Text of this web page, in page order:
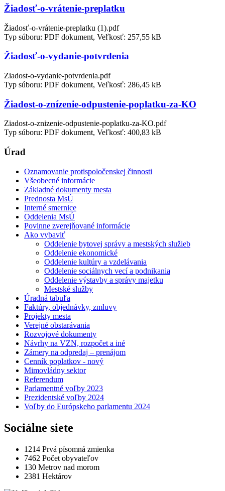
Žiadosť-o-vrátenie-preplatku
Žiadosť-o-vrátenie-preplatku (1).pdf
Typ súboru: PDF dokument, Veľkosť: 257,55 kB
Žiadosť-o-vydanie-potvrdenia
Ziadost-o-vydanie-potvrdenia.pdf
Typ súboru: PDF dokument, Veľkosť: 286,45 kB
Žiadost-o-znízenie-odpustenie-poplatku-za-KO
Ziadost-o-znizenie-odpustenie-poplatku-za-KO.pdf
Typ súboru: PDF dokument, Veľkosť: 400,83 kB
Úrad
Oznamovanie protispoločenskej činnosti
Všeobecné informácie
Základné dokumenty mesta
Prednosta MsÚ
Interné smernice
Oddelenia MsÚ
Povinne zverejňované informácie
Ako vybaviť
Oddelenie bytovej správy a mestských služieb
Oddelenie ekonomické
Oddelenie kultúry a vzdelávania
Oddelenie sociálnych vecí a podnikania
Oddelenie výstavby a správy majetku
Mestské služby
Úradná tabuľa
Faktúry, objednávky, zmluvy
Projekty mesta
Verejné obstarávania
Rozvojové dokumenty
Návrhy na VZN, rozpočet a iné
Zámery na odpredaj – prenájom
Cenník poplatkov - nový
Mimovládny sektor
Referendum
Parlamentné voľby 2023
Prezidentské voľby 2024
Voľby do Európskeho parlamentu 2024
Sociálne siete
1214 Prvá písomná zmienka
7462 Počet obyvateľov
130 Metrov nad morom
2381 Hektárov